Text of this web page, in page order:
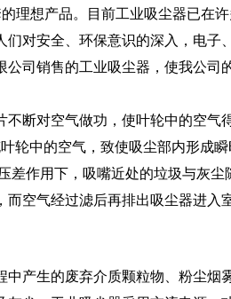
理想产品。目前工业吸尘器已在
对安全、环保意识的深入，电子
司销售的工业吸尘器，使我公司
不断对空气做功，使叶轮中的空气
轮中的空气，致使吸尘部内形成
差作用下，吸嘴近处的垃圾与灰尘
空气经过滤后再排出吸尘器进入
产生的废弃介质颗粒物、粉尘烟